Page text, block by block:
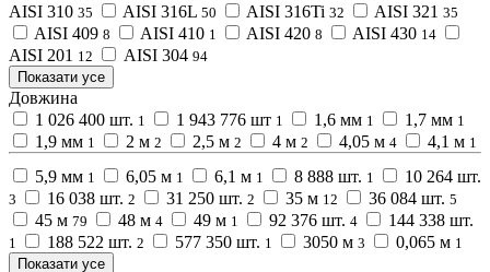
AISI 310 35 AISI 316L 50 AISI 316Ti 32 AISI 321 35
AISI 409 8 AISI 410 1 AISI 420 8 AISI 430 14
АISI 201 12 АISI 304 94
Показати усе
Довжина
1 026 400 шт. 1 1 943 776 шт 1 1,6 мм 1 1,7 мм 1
1,9 мм 1 2 м 2 2,5 м 2 4 м 2 4,05 м 4 4,1 м 1
5,9 мм 1 6,05 м 1 6,1 м 1 8 888 шт. 1 10 264 шт.
3 16 038 шт. 2 31 250 шт. 2 35 м 12 36 084 шт. 5
45 м 79 48 м 4 49 м 1 92 376 шт. 4 144 338 шт.
1 188 522 шт. 2 577 350 шт. 1 3050 м 3 0,065 м 1
Показати усе